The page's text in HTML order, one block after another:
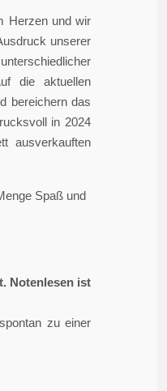
Herzen und wir
unserer
die aktuellen
bereichern das
in 2024
ausverkauften
Spaß und
Notenlesen ist
zu einer